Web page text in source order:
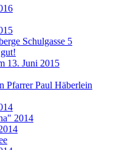
Schulgasse 5
13. Juni 2015
Pfarrer Paul Häberlein
2014